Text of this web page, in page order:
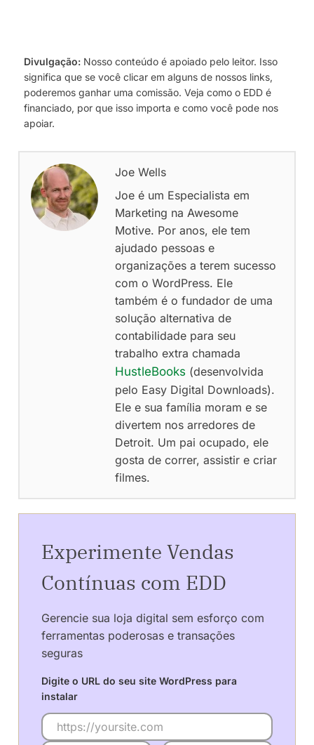
Divulgação: Nosso conteúdo é apoiado pelo leitor. Isso
significa que se você clicar em alguns de nossos links,
poderemos ganhar uma comissão. Veja como o EDD é
financiado, por que isso importa e como você pode nos
apoiar.
Joe Wells
Joe é um Especialista em
Marketing na Awesome
Motive. Por anos, ele tem
ajudado pessoas e
organizações a terem sucesso
com o WordPress. Ele
também é o fundador de uma
solução alternativa de
contabilidade para seu
trabalho extra chamada
HustleBooks (desenvolvida
pelo Easy Digital Downloads).
Ele e sua família moram e se
divertem nos arredores de
Detroit. Um pai ocupado, ele
gosta de correr, assistir e criar
filmes.
Experimente Vendas
Contínuas com EDD
Gerencie sua loja digital sem esforço com
ferramentas poderosas e transações
seguras
Digite o URL do seu site WordPress para
instalar